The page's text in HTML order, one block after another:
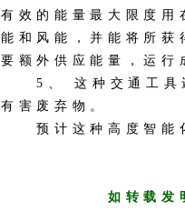
有效的能量最大限度用
能和风能，并能将所获
要额外供应能量，运行
5、 这种交通工具还
有害废弃物。
预计这种高度智能化
如转载发